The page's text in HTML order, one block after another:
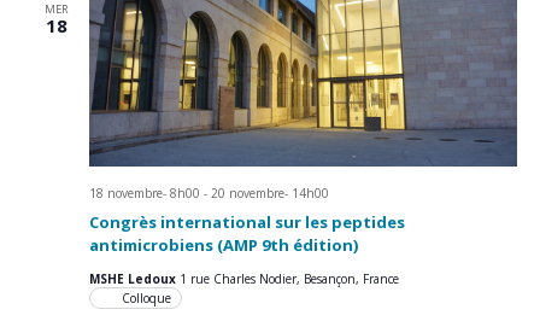
MER
18
Congrès international sur les peptides
antimicrobiens (AMP 9th édition)
18 novembre- 8h00 - 20 novembre- 14h00
MSHE Ledoux 1 rue Charles Nodier, Besançon, France
Colloque